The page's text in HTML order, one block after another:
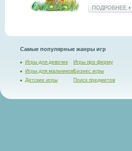
ПОДРОБНЕЕ
Самые популярные жанры игр
Игры для девочек
Игры для мальчиков
Детские игры
Игры про ферму
Бизнес игры
Поиск предметов